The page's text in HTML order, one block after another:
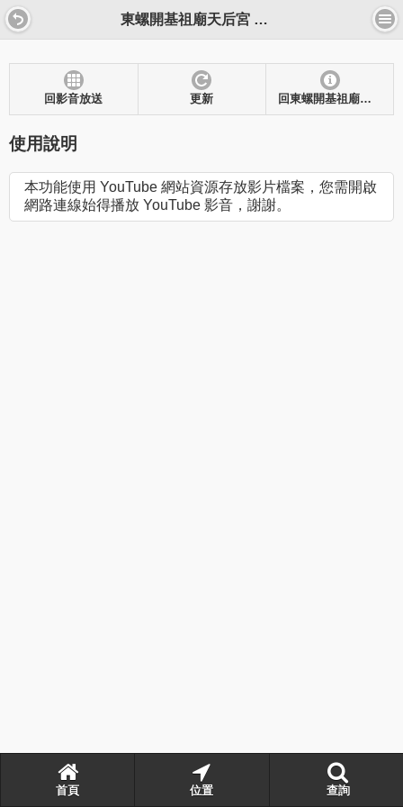
東螺開基祖廟天后宮 影音放送
回影音放送 更新 回東螺開基祖廟天后宮
使用說明
本功能使用 YouTube 網站資源存放影片檔案，您需開啟
網路連線始得播放 YouTube 影音，謝謝。
首頁 位置 查詢